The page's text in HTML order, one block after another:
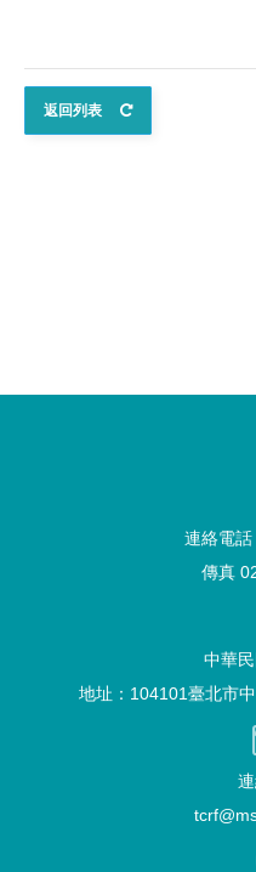
返回列表
連絡電
傳真
中華
地址：104101臺北市